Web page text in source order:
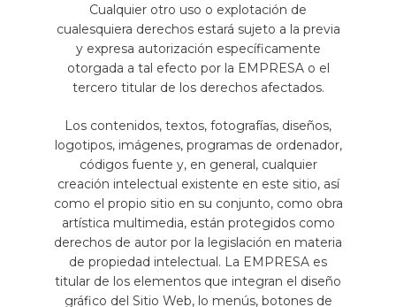
Cualquier otro uso o explotación de
cualesquiera derechos estará sujeto a la previa
y expresa autorización específicamente
otorgada a tal efecto por la EMPRESA o el
tercero titular de los derechos afectados.
Los contenidos, textos, fotografías, diseños,
logotipos, imágenes, programas de ordenador,
códigos fuente y, en general, cualquier
creación intelectual existente en este sitio, así
como el propio sitio en su conjunto, como obra
artística multimedia, están protegidos como
derechos de autor por la legislación en materia
de propiedad intelectual. La EMPRESA es
titular de los elementos que integran el diseño
gráfico del Sitio Web, lo menús, botones de